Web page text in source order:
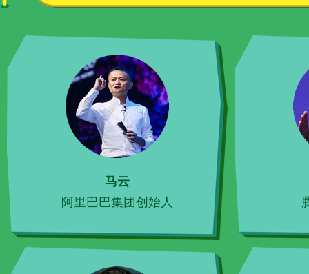
马云
阿里巴巴集团创始人